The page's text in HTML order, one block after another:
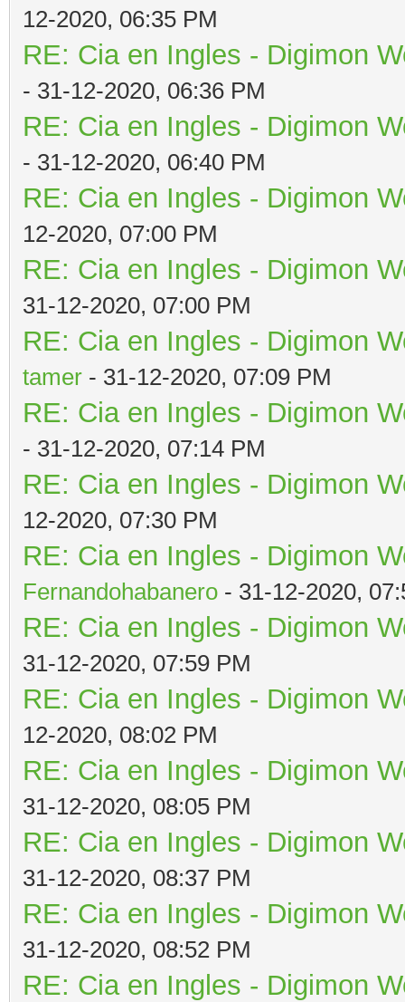
12-2020, 06:35 PM
RE: Cia en Ingles - Digimon
- 31-12-2020, 06:36 PM
RE: Cia en Ingles - Digimon
- 31-12-2020, 06:40 PM
RE: Cia en Ingles - Digimon
12-2020, 07:00 PM
RE: Cia en Ingles - Digimon
31-12-2020, 07:00 PM
RE: Cia en Ingles - Digimon
tamer - 31-12-2020, 07:09 PM
RE: Cia en Ingles - Digimon
- 31-12-2020, 07:14 PM
RE: Cia en Ingles - Digimon
12-2020, 07:30 PM
RE: Cia en Ingles - Digimon
Fernandohabanero - 31-12-2020,
RE: Cia en Ingles - Digimon
31-12-2020, 07:59 PM
RE: Cia en Ingles - Digimon
12-2020, 08:02 PM
RE: Cia en Ingles - Digimon
31-12-2020, 08:05 PM
RE: Cia en Ingles - Digimon
31-12-2020, 08:37 PM
RE: Cia en Ingles - Digimon
31-12-2020, 08:52 PM
RE: Cia en Ingles - Digimon